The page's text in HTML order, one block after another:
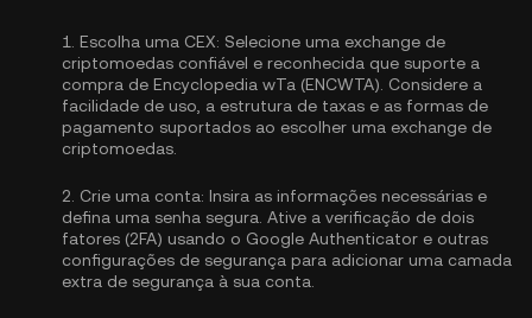
1. Escolha uma CEX: Selecione uma exchange de
criptomoedas confiável e reconhecida que suporte a
compra de Encyclopedia wTa (ENCWTA). Considere a
facilidade de uso, a estrutura de taxas e as formas de
pagamento suportados ao escolher uma exchange de
criptomoedas.
2. Crie uma conta: Insira as informações necessárias e
defina uma senha segura. Ative a verificação de dois
fatores (2FA) usando o Google Authenticator e outras
configurações de segurança para adicionar uma camada
extra de segurança à sua conta.